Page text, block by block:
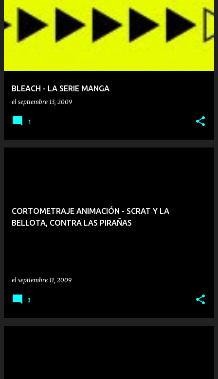
BLEACH - LA SERIE MANGA
el septiembre 13, 2009
1
CORTOMETRAJE ANIMACIÓN - SCRAT Y LA
BELLOTA, CONTRA LAS PIRAÑAS
el septiembre 11, 2009
3